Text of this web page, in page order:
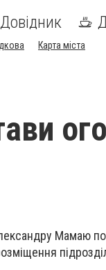
Довідник
Карта міста
Мамаю